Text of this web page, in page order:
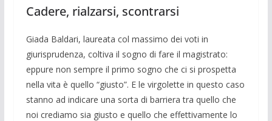
Cadere, rialzarsi, scontrarsi
Giada Baldari, laureata col massimo dei voti in
giurisprudenza, coltiva il so­gno di fare il magistrato:
eppure non sempre il primo sogno che ci si prospetta
nella vita è quello “giusto”. E le virgolet­te in questo caso
stanno ad indicare una sorta di barriera tra quello che
noi credia­mo sia giusto e quello che effettivamente lo